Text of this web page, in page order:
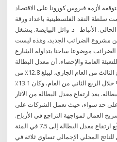
لأزمة فيروس كورونا على الاقتصاد
خلال العام 2020، قامت سلطة النقد الفلسطينية باعداد ورقة
الأنباط - د. وائل البيايضة. ينشغل
عن مشروع الضرائب الجديد، وهذه ليست
موضوعا ساخنا يتداوله الشارع
العامة والإحصاء، أن معدل البطالة
الإجمالي ارتفع طفيفًا خلال الربع الثالث من العام الجاري، ليبلغ 12.8٪ من
إجمالي قوة العمل مقابل 12.7% خلال الربع الثاني من العام، وكان 13.1٪
ذاته من عام 2014. البطالة. يعد ارتفاع معدل البطالة من الآثار
على حد سواء، حيث تعمل الشركات على
العمال لمواجهة التراجع في الأرباح.
السيناريو المركزي، الذي توقّع ارتفاع معدل البطالة إلى 7.5 في المئة
المحلي الإجمالي تساوي ثلاثة في